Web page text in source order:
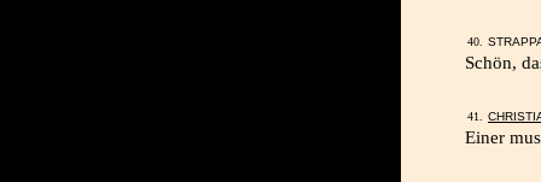
Schön,
Einer